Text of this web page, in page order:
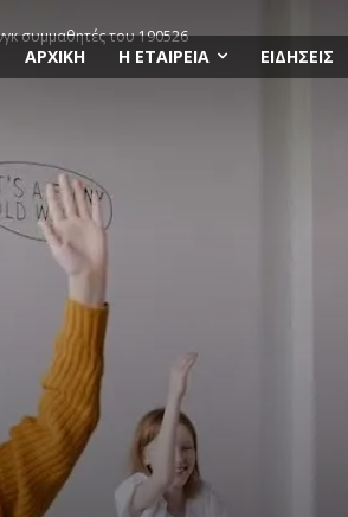
ΑΡΧΙΚΗ Η ΕΤΑΙΡΕΙΑ ΕΙΔΗΣΕΙΣ
συμμαθητές του 190526